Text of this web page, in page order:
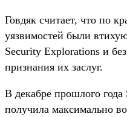
Говдяк считает, что по
уязвимостей были
Security Explorations и
признания их заслуг.
В декабре прошлого
получила максимально